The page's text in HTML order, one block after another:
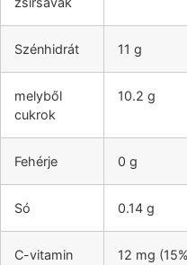
Szénhidrát 11 g
melyből
cukrok
10.2 g
Fehérje 0 g
Só 0.14 g
C-vitamin 12 mg